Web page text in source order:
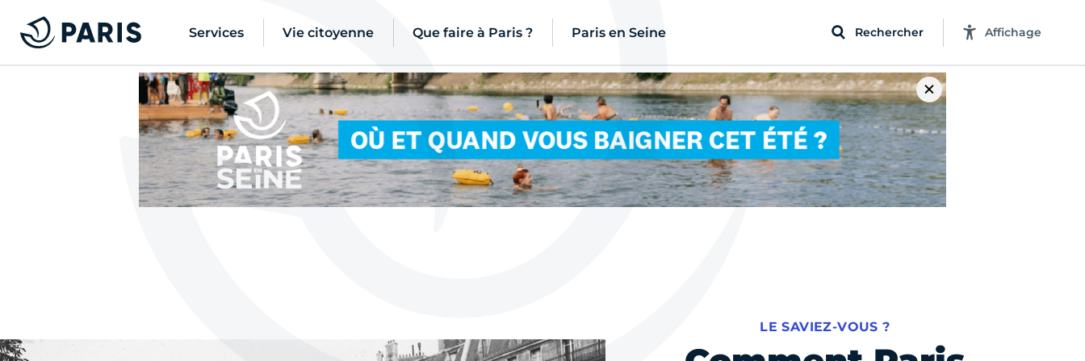
Services Vie citoyenne Que faire à Paris ? Paris en Seine Rechercher Affichage
LE SAVIEZ-VOUS ?